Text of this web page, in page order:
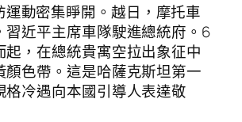
運動密集睜開。越日，摩托車
習近平主席車隊駛進總統府。6
起，在總統貴寓空拉出象征中
顏色帶。這是哈薩克斯坦第一
格冷遇向本國引導人表達敬